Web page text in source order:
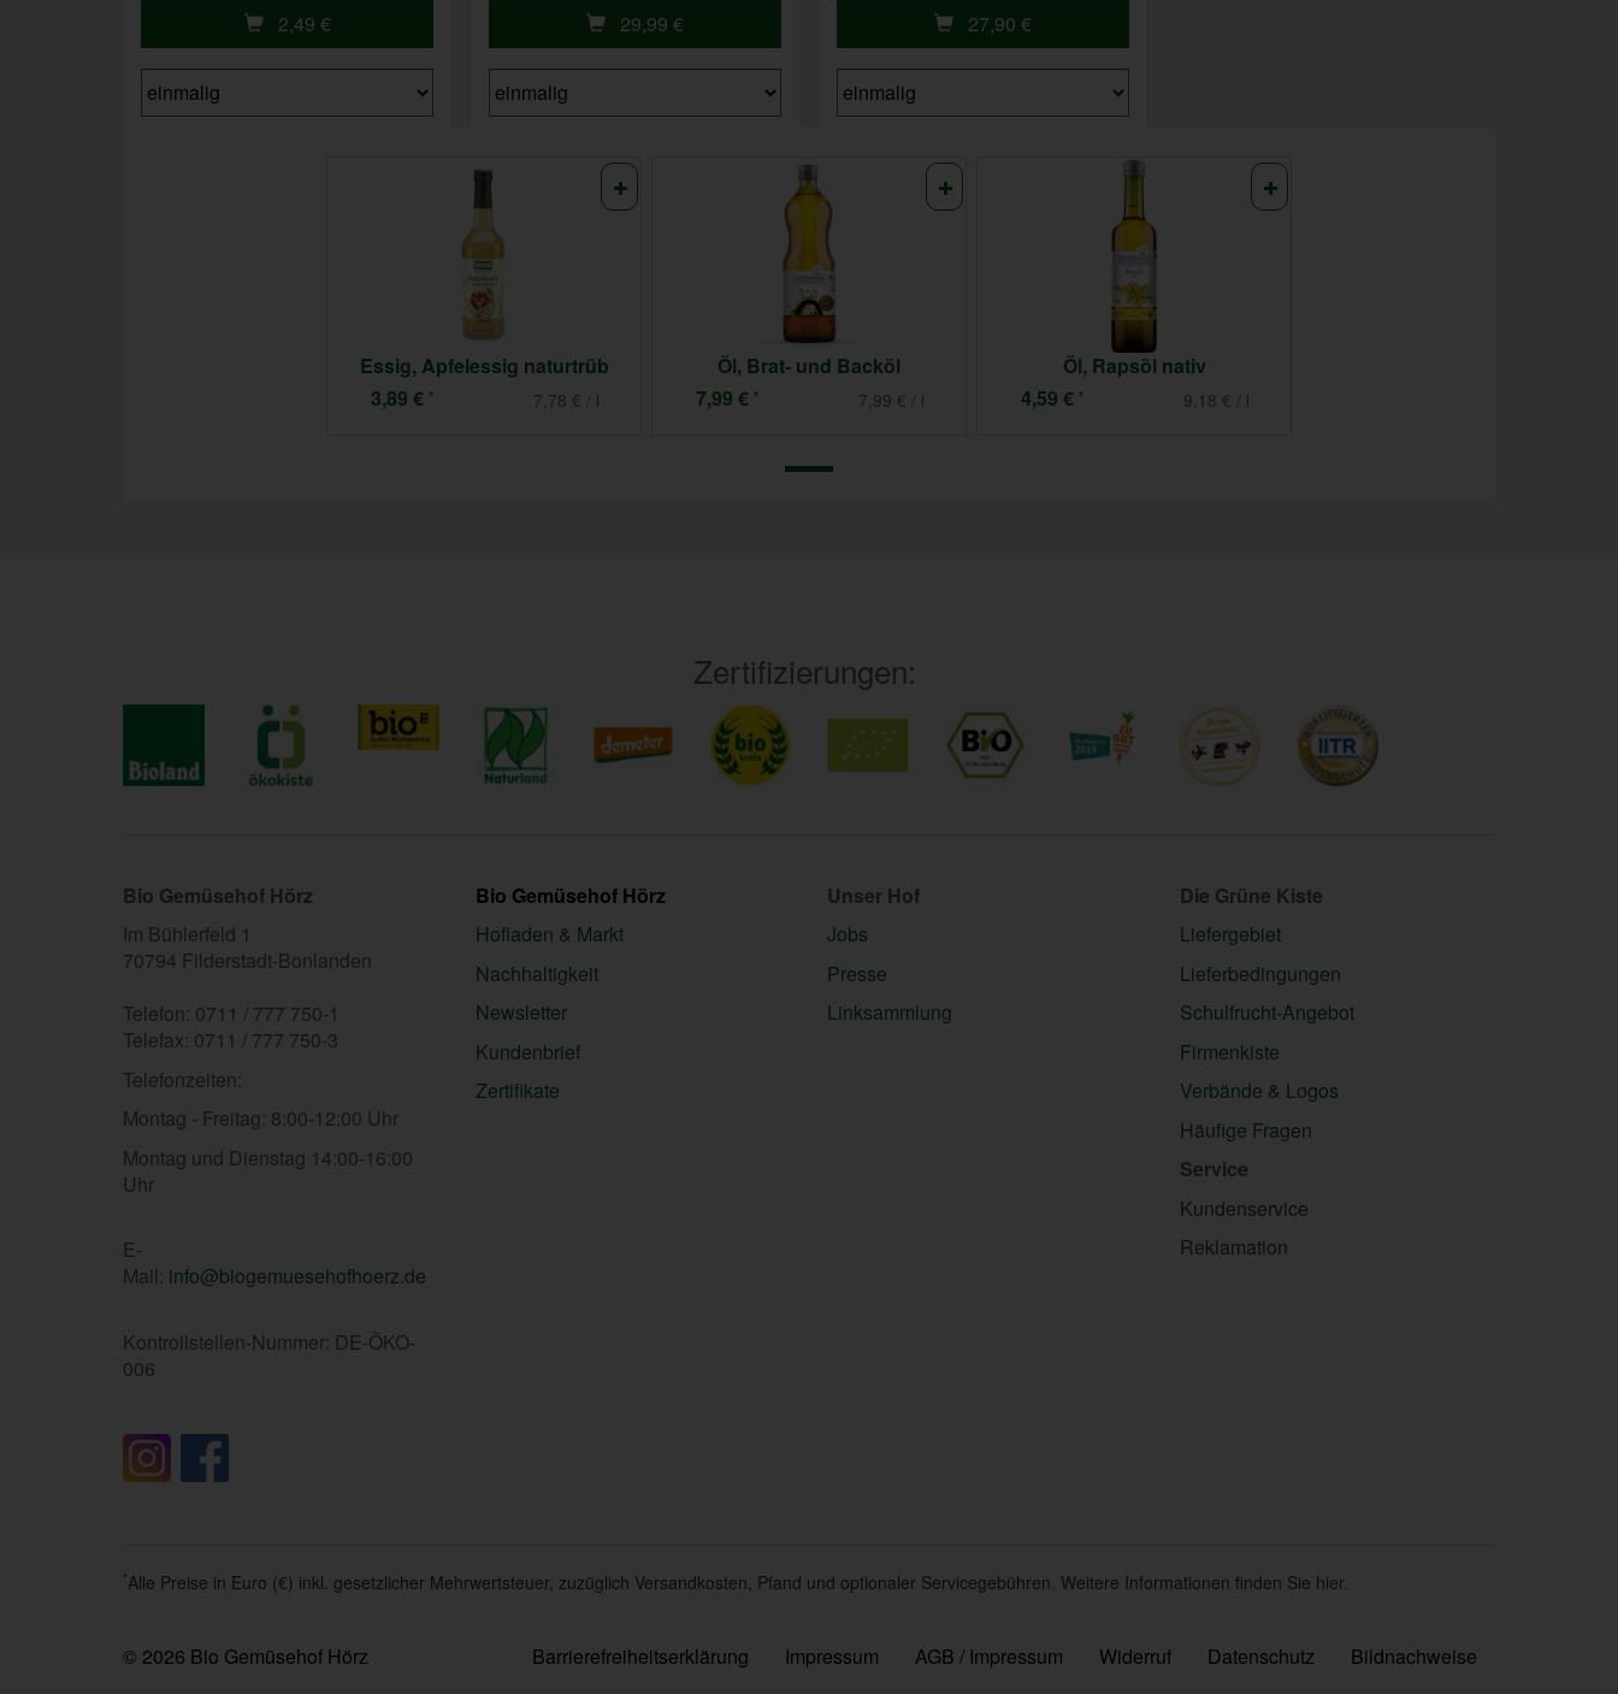
2,49 € 29,99 € 27,90 €
Essig, Apfelessig naturtrüb
3,89 € * 7,78 € / l
Öl, Brat- und Backöl
7,99 € * 7,99 € / l
Öl, Rapsöl nativ
4,59 € * 9,18 € / l
Zertifizierungen:
Bio Gemüsehof Hörz
Im Bühlerfeld 1
70794 Filderstadt-Bonlanden
Telefon: 0711 / 777 750-1
Telefax: 0711 / 777 750-3
Telefonzeiten:
Montag - Freitag: 8:00-12:00 Uhr
Montag und Dienstag 14:00-16:00
Uhr
E-
Mail: info@biogemuesehofhoerz.de
Kontrollstellen-Nummer: DE-ÖKO-
006
Bio Gemüsehof Hörz
Hofladen & Markt
Nachhaltigkeit
Newsletter
Kundenbrief
Zertifikate
Unser Hof
Jobs
Presse
Linksammlung
Die Grüne Kiste
Liefergebiet
Lieferbedingungen
Schulfrucht-Angebot
Firmenkiste
Verbände & Logos
Häufige Fragen
Service
Kundenservice
Reklamation
*Alle Preise in Euro (€) inkl. gesetzlicher Mehrwertsteuer, zuzüglich Versandkosten, Pfand und optionaler Servicegebühren. Weitere Informationen finden Sie hier.
© 2026 Bio Gemüsehof Hörz Barrierefreiheitserklärung Impressum AGB / Impressum Widerruf Datenschutz
Bildnachweise